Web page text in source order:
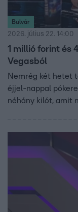
Bulvár
2026. július 22. 14:00
1 millió forint és
Vegasból
Nemrég két hetet
éjjel-nappal
néhány kilót, amit